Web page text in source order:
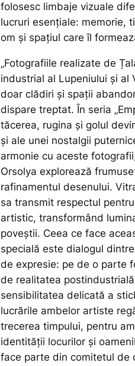
folosesc limbaje vizuale
lucruri esențiale: memorie,
om și spațiul care îl
„Fotografiile realizate de
industrial al Lupeniului și al
doar clădiri și spații
dispare treptat. În seria
tăcerea, rugina și golul
și ale unei nostalgii
armonie cu aceste
Orsolya explorează
rafinamentul desenului.
sa transmit respectul
artistic, transformând
poveștii. Ceea ce face
specială este dialogul
de expresie: pe de o parte
de realitatea
sensibilitatea delicată a
lucrările ambelor artiste
trecerea timpului, pentru
identității locurilor și
face parte din comitetul de